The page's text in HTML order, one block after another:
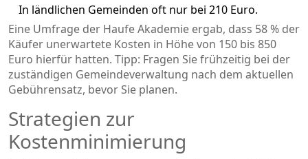
In ländlichen Gemeinden oft nur bei 210 Euro.
Eine Umfrage der Haufe Akademie ergab, dass 58 % der
Käufer unerwartete Kosten in Höhe von 150 bis 850
Euro hierfür hatten. Tipp: Fragen Sie frühzeitig bei der
zuständigen Gemeindeverwaltung nach dem aktuellen
Gebührensatz, bevor Sie planen.
Strategien zur
Kostenminimierung